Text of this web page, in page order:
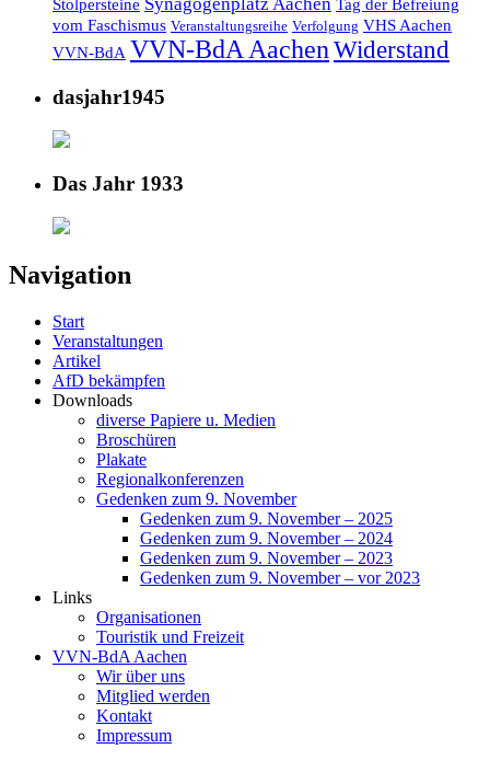
Stolpersteine
Tag der Befreiung
vom Faschismus Veranstaltungsreihe Verfolgung VHS Aachen
VVN-BdA VVN-BdA AachenWiderstand
dasjahr1945
Das Jahr 1933
Navigation
Start
Veranstaltungen
Artikel
AfD bekämpfen
Downloads
diverse Papiere u. Medien
Broschüren
Plakate
Regionalkonferenzen
Gedenken zum 9. November
Gedenken zum 9. November – 2025
Gedenken zum 9. November – 2024
Gedenken zum 9. November – 2023
Gedenken zum 9. November – vor 2023
Links
Organisationen
Touristik und Freizeit
VVN-BdA Aachen
Wir über uns
Mitglied werden
Kontakt
Impressum